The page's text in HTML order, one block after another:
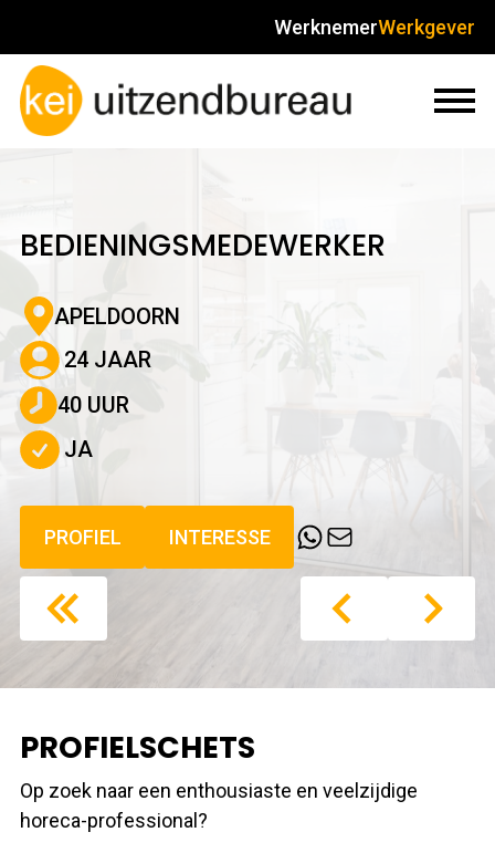
WerknemerWerkgever
BEDIENINGSMEDEWERKER
APELDOORN
24 JAAR
40 UUR
JA
PROFIEL INTERESSE
PROFIELSCHETS
Op zoek naar een enthousiaste en veelzijdige
horeca-professional?